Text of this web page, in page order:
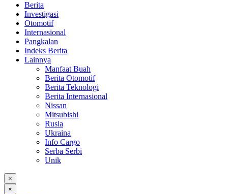
Berita
Investigasi
Otomotif
Internasional
Pangkalan
Indeks Berita
Lainnya
Manfaat Buah
Berita Otomotif
Berita Teknologi
Berita Internasional
Nissan
Mitsubishi
Rusia
Ukraina
Info Cargo
Serba Serbi
Unik
×
×